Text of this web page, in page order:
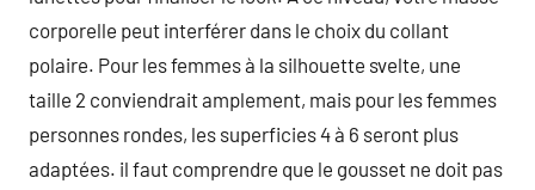
corporelle peut interférer dans le choix du collant
polaire. Pour les femmes à la silhouette svelte, une
taille 2 conviendrait amplement, mais pour les femmes
personnes rondes, les superficies 4 à 6 seront plus
adaptées. il faut comprendre que le gousset ne doit pas